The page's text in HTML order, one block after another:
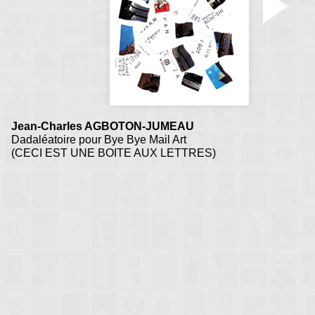
Jean-Charles AGBOTON-JUMEAU
Dadaléatoire pour Bye Bye Mail Art
(CECI EST UNE BOITE AUX LETTRES)
l'enseignement
interactivité des
savoirs, il n'y a qu'un